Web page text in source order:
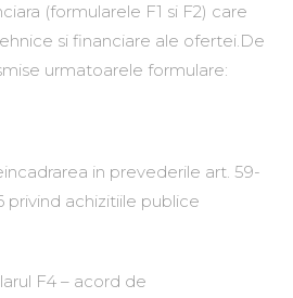
(formularele F1 si F2) care
si financiare ale ofertei.De
urmatoarele formulare:
in prevederile art. 59-
privind achizitiile publice
F4 – acord de